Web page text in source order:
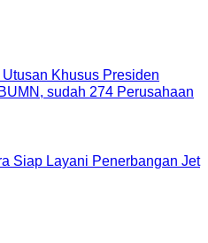
Siap Layani Penerbangan Jet